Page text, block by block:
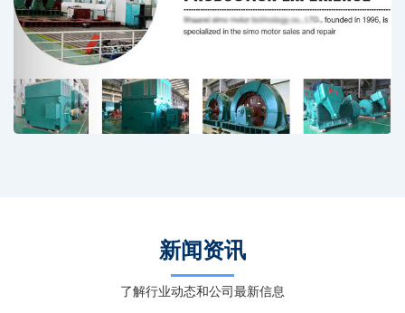
新闻资讯
了解行业动态和公司最新信息